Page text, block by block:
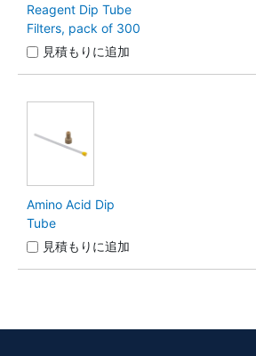
Reagent Dip Tube
Filters, pack of 300
見積もりに追加
Amino Acid Dip
Tube
見積もりに追加